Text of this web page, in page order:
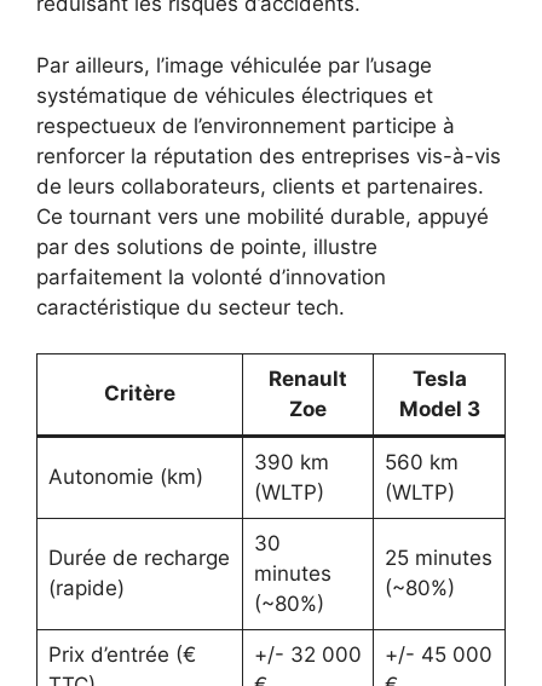
Par ailleurs, l’image véhiculée par l’usage
systématique de véhicules électriques et
respectueux de l’environnement participe à
renforcer la réputation des entreprises vis-à-vis
de leurs collaborateurs, clients et partenaires.
Ce tournant vers une mobilité durable, appuyé
par des solutions de pointe, illustre
parfaitement la volonté d’innovation
caractéristique du secteur tech.
Critère
Renault
Zoe
Tesla
Model 3
Autonomie (km)
390 km
(WLTP)
560 km
(WLTP)
Durée de recharge
(rapide)
30
minutes
(~80%)
25 minutes
(~80%)
Prix d’entrée (€
+/- 32 000
+/- 45 000